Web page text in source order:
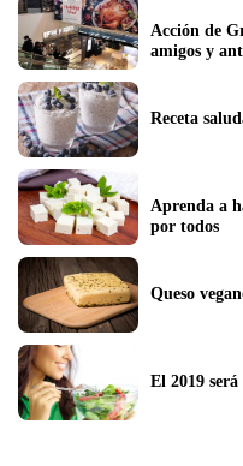
Acción de
Aprenda a
por todos
Queso
El 2019